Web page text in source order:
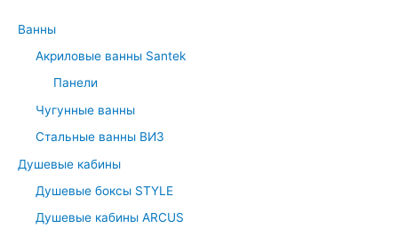
Ванны
Акриловые ванны Santek
Панели
Чугунные ванны
Стальные ванны ВИЗ
Душевые кабины
Душевые боксы STYLE
Душевые кабины ARCUS